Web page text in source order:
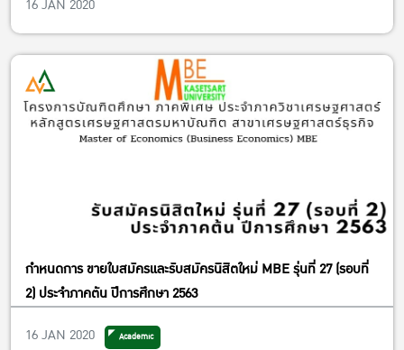
16 JAN 2020
กำหนดการ ขายใบสมัครและรับสมัครนิสิตใหม่ MBE รุ่นที่ 27 (รอบที่
2) ประจำภาคต้น ปีการศึกษา 2563
16 JAN 2020
Academic